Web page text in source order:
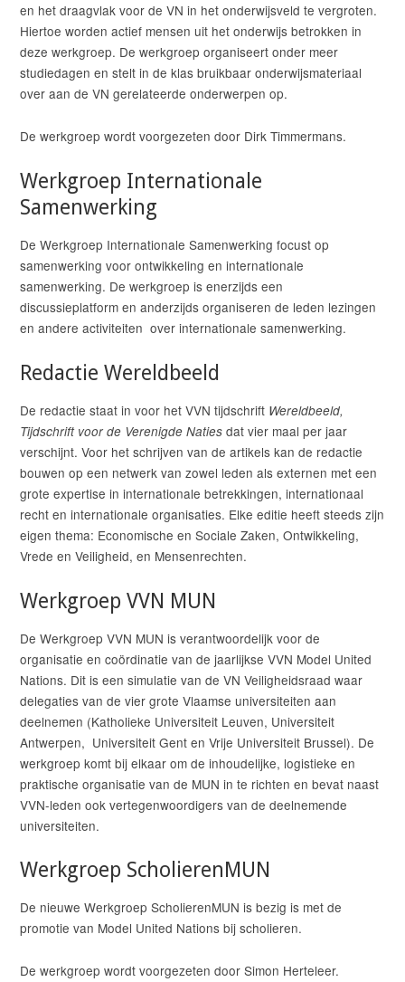
en het draagvlak voor de VN in het onderwijsveld te vergroten.
Hiertoe worden actief mensen uit het onderwijs betrokken in
deze werkgroep. De werkgroep organiseert onder meer
studiedagen en stelt in de klas bruikbaar onderwijsmateriaal
over aan de VN gerelateerde onderwerpen op.
De werkgroep wordt voorgezeten door Dirk Timmermans.
Werkgroep Internationale
Samenwerking
De Werkgroep Internationale Samenwerking focust op
samenwerking voor ontwikkeling en internationale
samenwerking. De werkgroep is enerzijds een
discussieplatform en anderzijds organiseren de leden lezingen
en andere activiteiten over internationale samenwerking.
Redactie Wereldbeeld
De redactie staat in voor het VVN tijdschrift Wereldbeeld,
Tijdschrift voor de Verenigde Naties dat vier maal per jaar
verschijnt. Voor het schrijven van de artikels kan de redactie
bouwen op een netwerk van zowel leden als externen met een
grote expertise in internationale betrekkingen, internationaal
recht en internationale organisaties. Elke editie heeft steeds zijn
eigen thema: Economische en Sociale Zaken, Ontwikkeling,
Vrede en Veiligheid, en Mensenrechten.
Werkgroep VVN MUN
De Werkgroep VVN MUN is verantwoordelijk voor de
organisatie en coördinatie van de jaarlijkse VVN Model United
Nations. Dit is een simulatie van de VN Veiligheidsraad waar
delegaties van de vier grote Vlaamse universiteiten aan
deelnemen (Katholieke Universiteit Leuven, Universiteit
Antwerpen, Universiteit Gent en Vrije Universiteit Brussel). De
werkgroep komt bij elkaar om de inhoudelijke, logistieke en
praktische organisatie van de MUN in te richten en bevat naast
VVN-leden ook vertegenwoordigers van de deelnemende
universiteiten.
Werkgroep ScholierenMUN
De nieuwe Werkgroep ScholierenMUN is bezig is met de
promotie van Model United Nations bij scholieren.
De werkgroep wordt voorgezeten door Simon Herteleer.